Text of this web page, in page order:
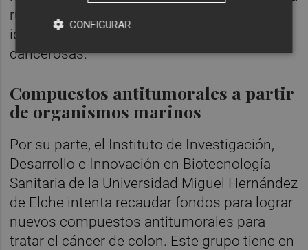
ruta de señalización que conduce a la
identificación y eliminación de células
cancerosas.
Compuestos antitumorales a partir
de organismos marinos
Por su parte, el Instituto de Investigación,
Desarrollo e Innovación en Biotecnología
Sanitaria de la Universidad Miguel Hernández
de Elche intenta recaudar fondos para lograr
nuevos compuestos antitumorales para
tratar el cáncer de colon. Este grupo tiene en
CONFIGURAR